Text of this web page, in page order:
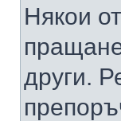
Някои
други.